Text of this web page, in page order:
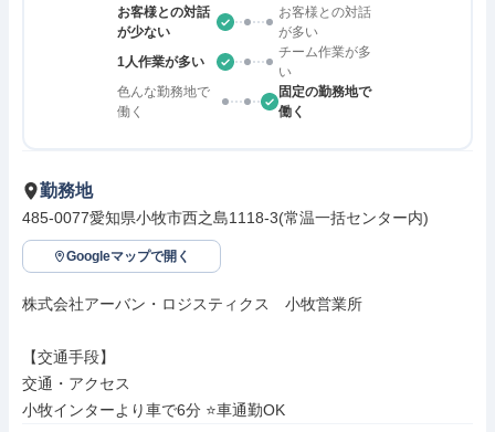
お客様との対話
が少ない
お客様との対話
が多い
1人作業が多い
チーム作業が多
い
色んな勤務地で
働く
固定の勤務地で
働く
勤務地
485-0077愛知県小牧市西之島1118-3(常温一括センター内)
Googleマップで開く
株式会社アーバン・ロジスティクス　小牧営業所
【交通手段】
交通・アクセス
小牧インターより車で6分 ⭐車通勤OK